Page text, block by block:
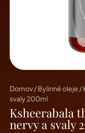
Domov/Bylinné oleje /
svaly 200ml
Ksheerabala
nervy a svaly